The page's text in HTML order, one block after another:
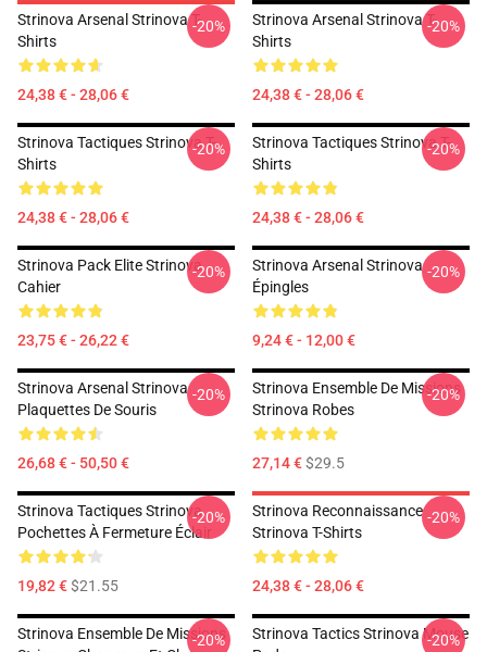
Strinova Arsenal Strinova T-
Shirts
24,38 € - 28,06 €
-20%
Strinova Arsenal Strinova T-
Shirts
24,38 € - 28,06 €
-20%
Strinova Tactiques Strinova T-
Shirts
24,38 € - 28,06 €
-20%
Strinova Tactiques Strinova T-
Shirts
24,38 € - 28,06 €
-20%
Strinova Pack Elite Strinova
Cahier
23,75 € - 26,22 €
-20%
Strinova Arsenal Strinova
Épingles
9,24 € - 12,00 €
-20%
Strinova Arsenal Strinova
Plaquettes De Souris
26,68 € - 50,50 €
-20%
Strinova Ensemble De Missions
Strinova Robes
27,14 €$29.5
-20%
Strinova Tactiques Strinova
Pochettes À Fermeture Éclair
19,82 €$21.55
-20%
Strinova Reconnaissance
Strinova T-Shirts
24,38 € - 28,06 €
-20%
Strinova Ensemble De Missions
-20%
Strinova Tactics Strinova Mouse
-20%